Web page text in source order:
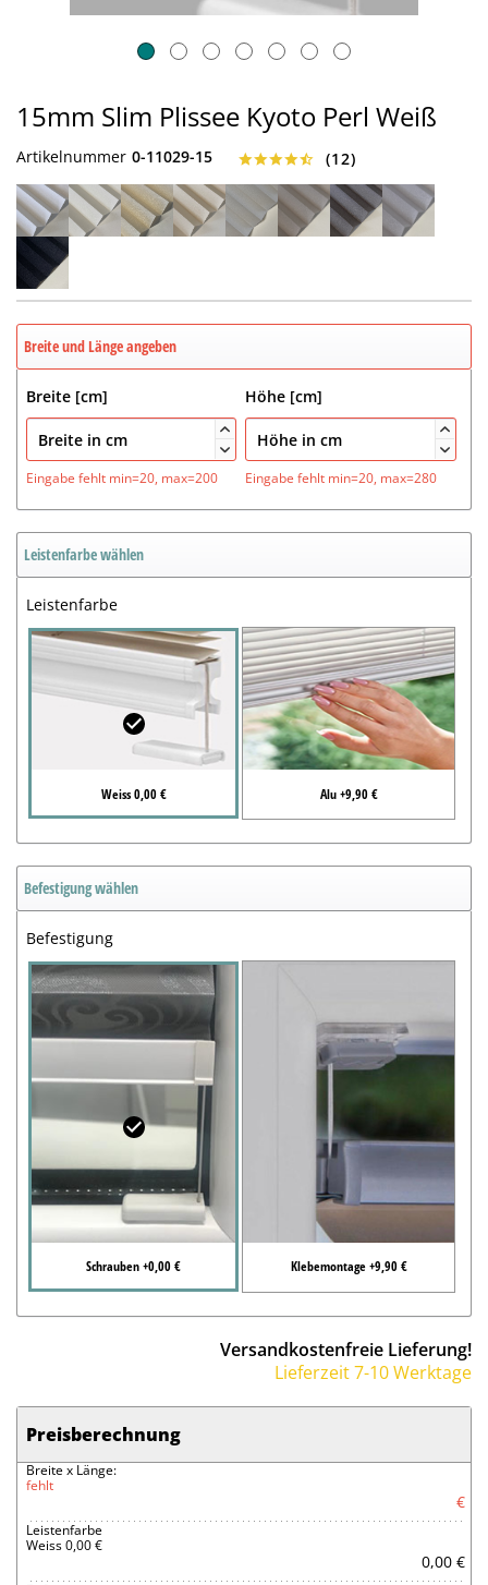
15mm Slim Plissee Kyoto Perl Weiß
Artikelnummer 0-11029-15 (12)
Breite und Länge angeben
Breite [cm]


Höhe [cm]


Eingabe fehlt min=20, max=200 Eingabe fehlt min=20, max=280
Leistenfarbe wählen
Leistenfarbe
Weiss 0,00 € Alu +9,90 €
Befestigung wählen
Befestigung
Schrauben +0,00 € Klebemontage +9,90 €
Versandkostenfreie Lieferung!
Lieferzeit 7-10 Werktage
Preisberechnung
Breite x Länge:
fehlt
€
Leistenfarbe
Weiss 0,00 €
0,00 €